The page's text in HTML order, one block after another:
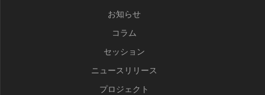
お知らせ
コラム
セッション
ニュースリリース
プロジェクト